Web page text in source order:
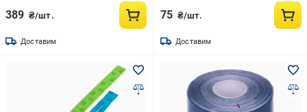
389 ₴/шт.
Доставим
75 ₴/шт.
Доставим